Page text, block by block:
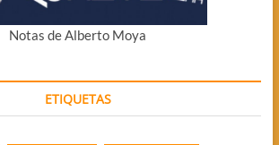
Notas de Alberto Moya
ETIQUETAS